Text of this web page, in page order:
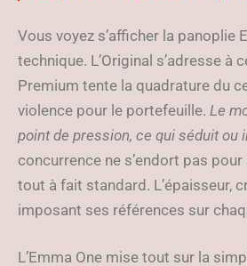
Vous voyez s’afficher la panoplie
technique. L’Original s’adresse
Premium tente la quadrature du
violence pour le portefeuille. Le
point de pression, ce qui séduit
concurrence ne s’endort pas
tout à fait standard. L’épaisseur,
imposant ses références sur
L’Emma One mise tout sur la